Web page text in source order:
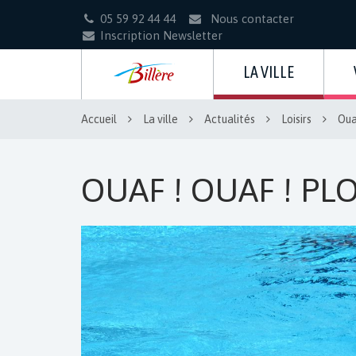
05 59 92 44 44
Nous contacter
Inscription Newsletter
LA VILLE
Accueil La ville Actualités Loisirs
OUAF ! OUAF !